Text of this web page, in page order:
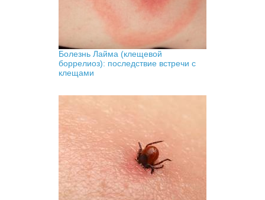
Болезнь Лайма (клещевой
боррелиоз): последствие встречи с
клещами